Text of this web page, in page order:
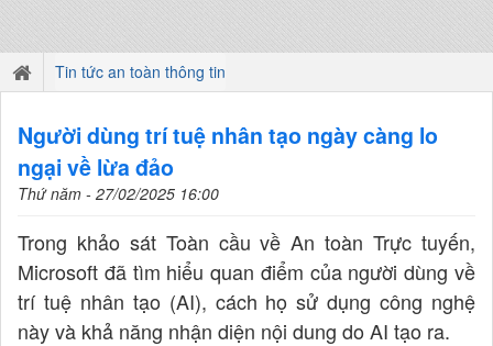
Tin tức an toàn thông tin
Người dùng trí tuệ nhân tạo ngày càng lo
ngại về lừa đảo
Thứ năm - 27/02/2025 16:00
Trong khảo sát Toàn cầu về An toàn Trực tuyến,
Microsoft đã tìm hiểu quan điểm của người dùng về
trí tuệ nhân tạo (AI), cách họ sử dụng công nghệ
này và khả năng nhận diện nội dung do AI tạo ra.